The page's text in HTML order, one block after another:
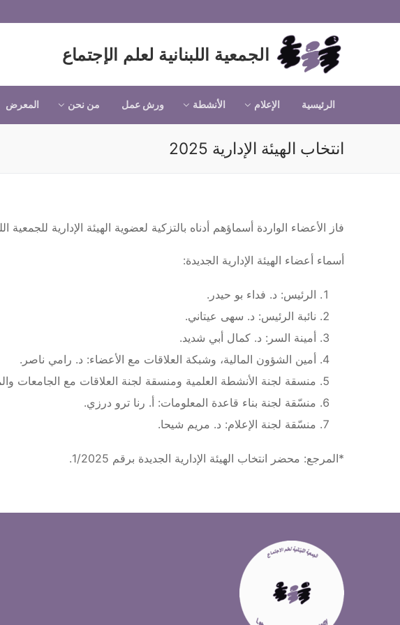
إلى
الجمعية اللبنانية لعلم الإجتماع
الرئيسية الإعلام الأنشطة ورش عمل من نحن المعرض
انتخاب الهيئة الإدارية 2025
فاز الأعضاء الواردة أسماؤهم أدناه بالتزكية لعضوية الهيئة الإدارية للجمعية
أسماء أعضاء الهيئة الإدارية الجديدة:
الرئيس: د. فداء بو حيدر.
نائبة الرئيس: د. سهى عيتاني.
أمينة السر: د. كمال أبي شديد.
أمين الشؤون المالية، وشبكة العلاقات مع الأعضاء: د. رامي ناصر.
منسقة لجنة الأنشطة العلمية ومنسقة لجنة العلاقات مع الجامعات
منسّقة لجنة بناء قاعدة المعلومات: أ. رنا ترو درزي.
منسّقة لجنة الإعلام: د. مريم شيحا.
*المرجع: محضر انتخاب الهيئة الإدارية الجديدة برقم 1/2025.